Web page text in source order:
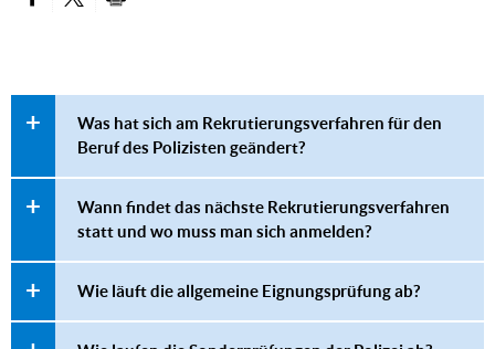
Was hat sich am Rekrutierungsverfahren für den
Beruf des Polizisten geändert?
Wann findet das nächste Rekrutierungsverfahren
statt und wo muss man sich anmelden?
Wie läuft die allgemeine Eignungsprüfung ab?